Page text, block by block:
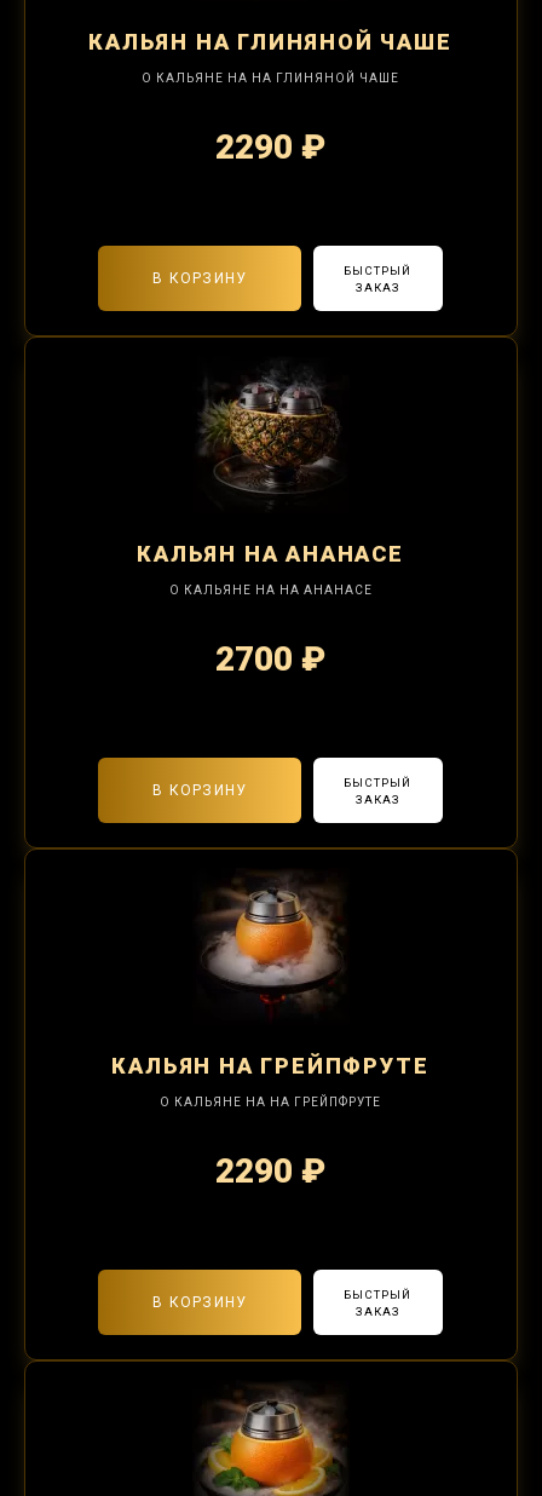
КАЛЬЯН НА ГЛИНЯНОЙ ЧАШЕ
О КАЛЬЯНЕ НА НА ГЛИНЯНОЙ ЧАШЕ
2290 ₽
В КОРЗИНУ
БЫСТРЫЙ
ЗАКАЗ
КАЛЬЯН НА АНАНАСЕ
О КАЛЬЯНЕ НА НА АНАНАСЕ
2700 ₽
В КОРЗИНУ
БЫСТРЫЙ
ЗАКАЗ
КАЛЬЯН НА ГРЕЙПФРУТЕ
О КАЛЬЯНЕ НА НА ГРЕЙПФРУТЕ
2290 ₽
В КОРЗИНУ
БЫСТРЫЙ
ЗАКАЗ